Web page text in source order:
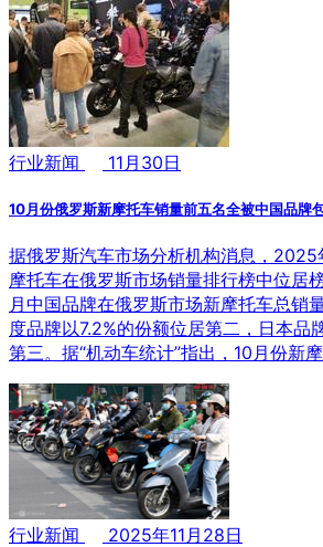
行业新闻 11月30日
10月份俄罗斯新摩托车销量前五名全被中国品牌
据俄罗斯汽车市场分析机构消息，2025
摩托车在俄罗斯市场销量排行榜中位居
月中国品牌在俄罗斯市场新摩托车总销
度品牌以7.2%的份额位居第二，日本品
第三。据“机动车统计”指出，10月份新
行业新闻 2025年11月28日